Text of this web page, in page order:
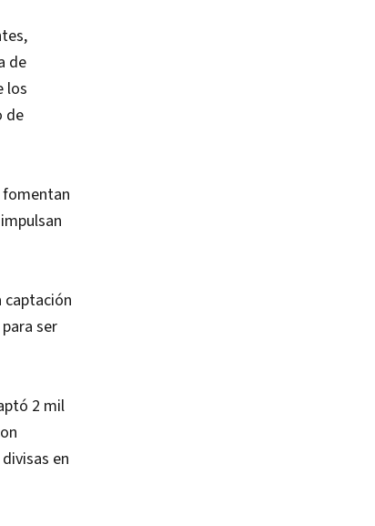
de
los
de
fomentan
captación
ser
2 mil
en